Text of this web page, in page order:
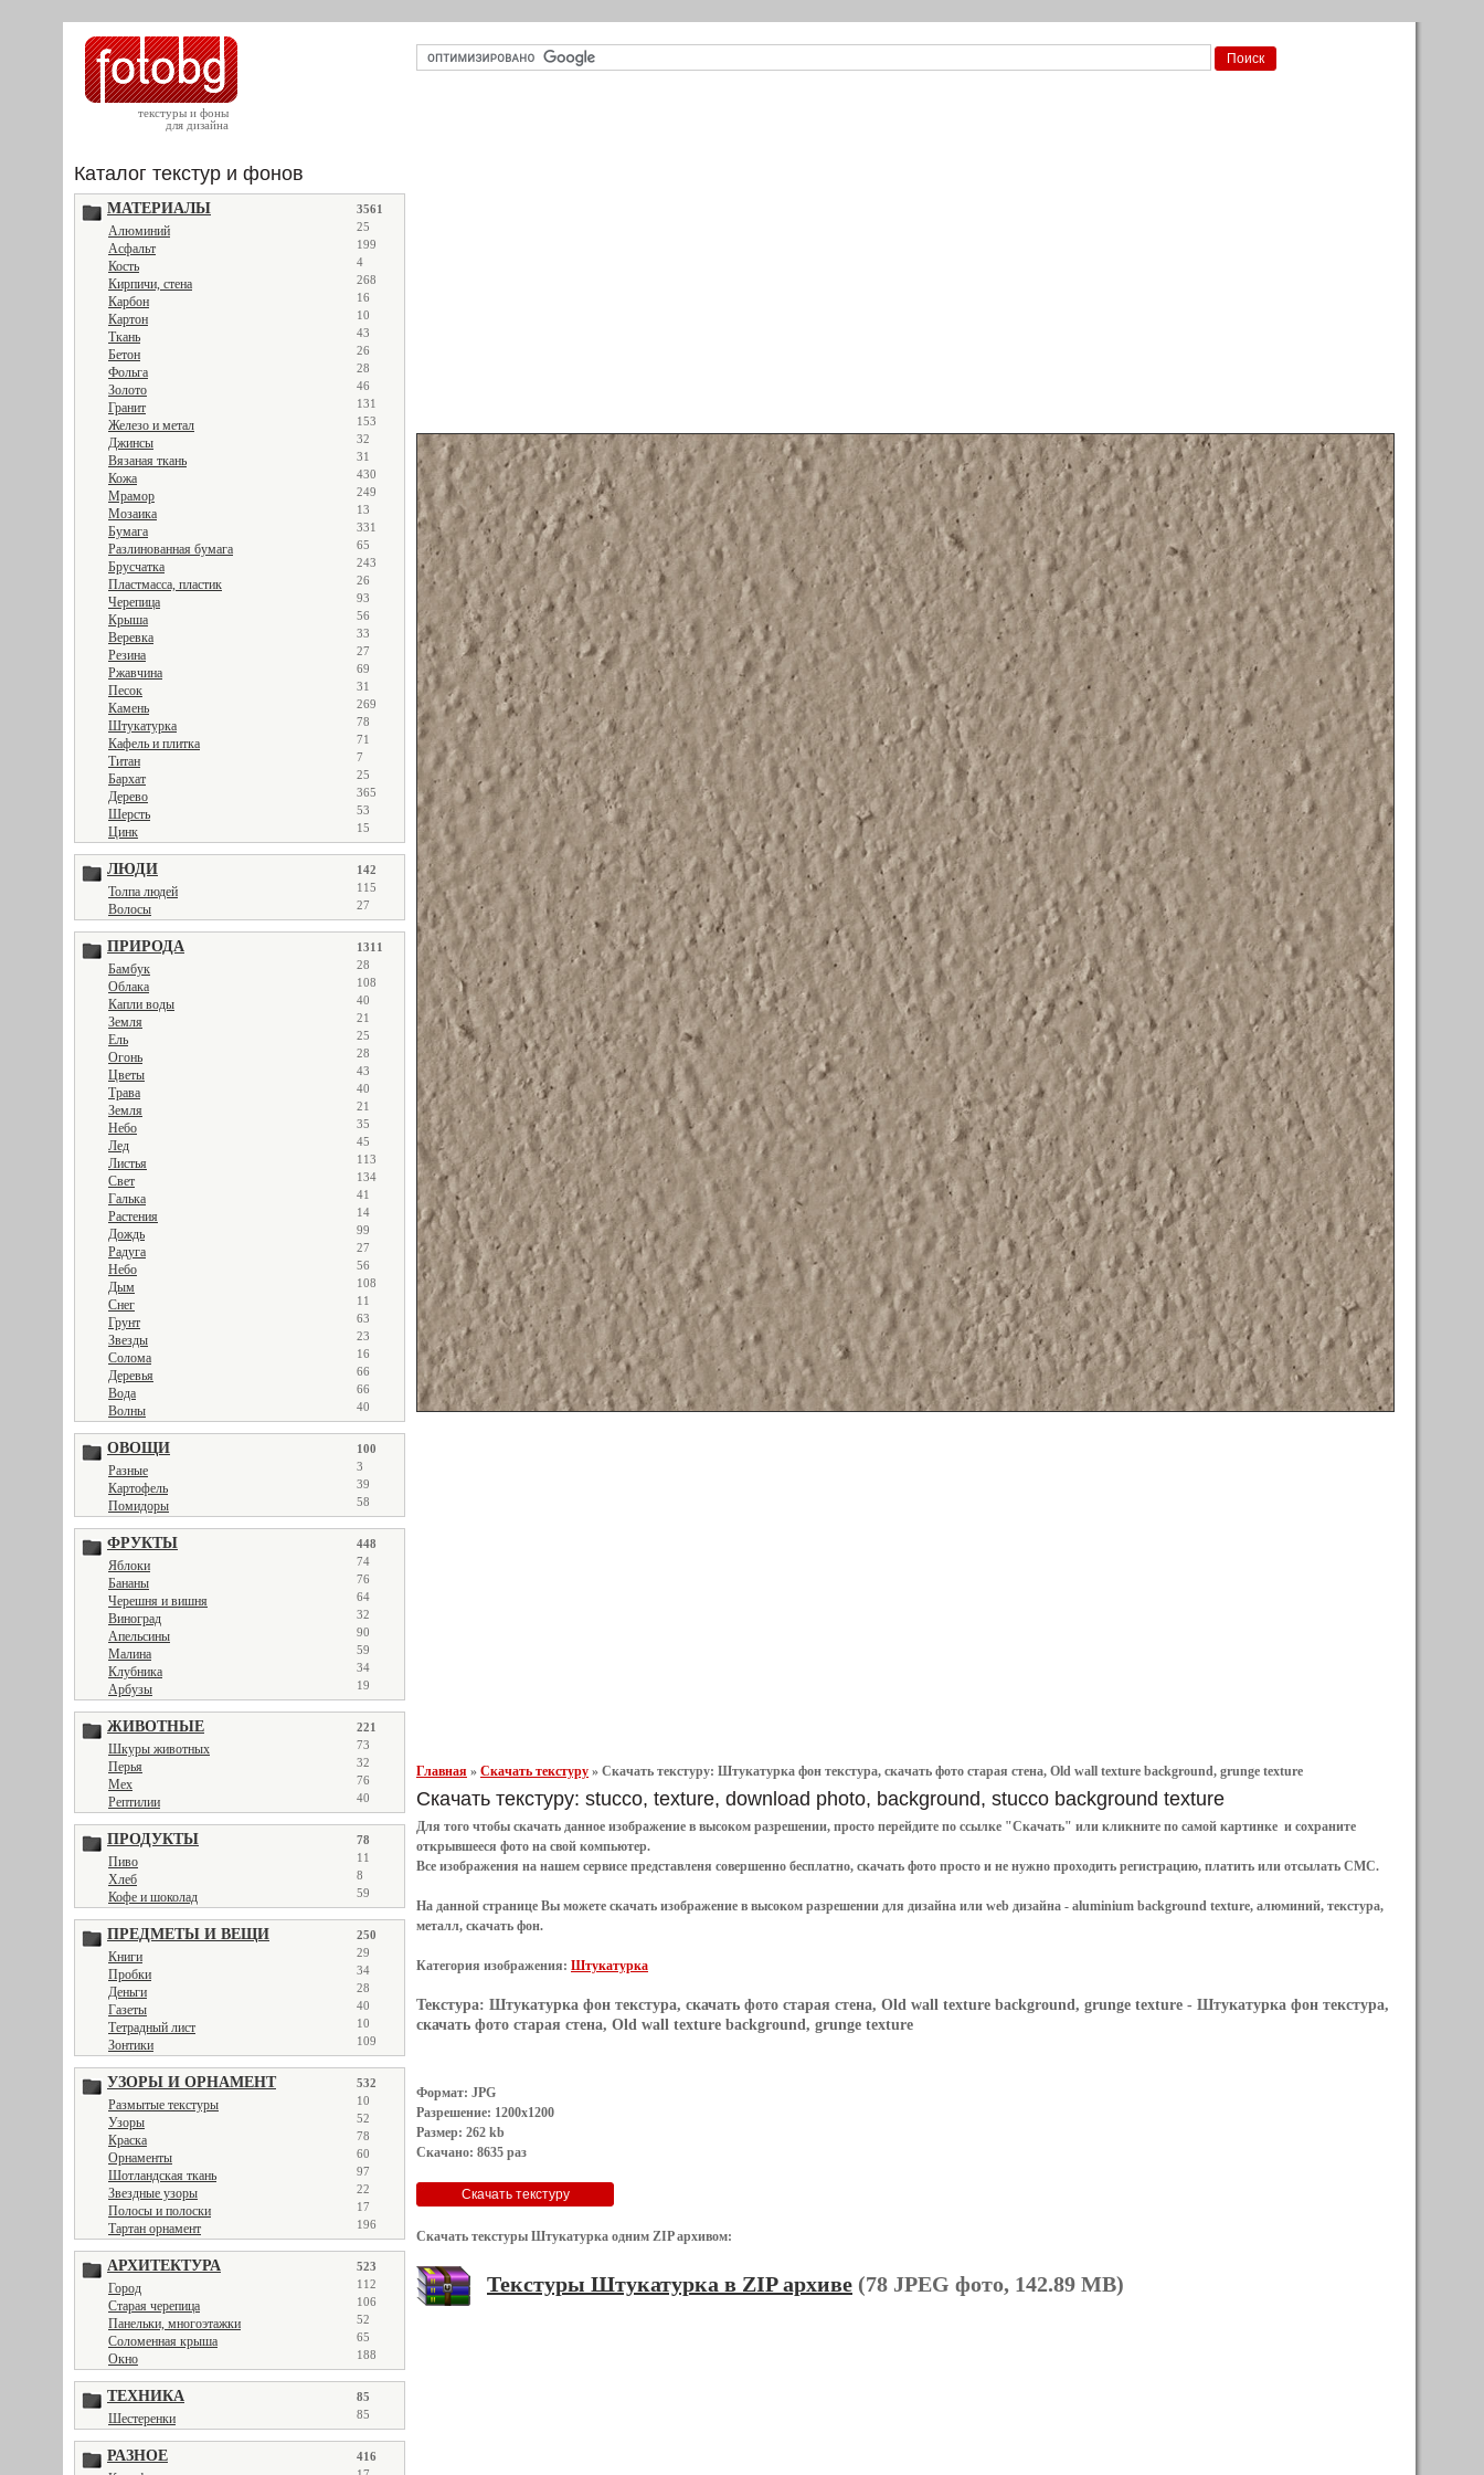
текстуры и фоны
для дизайна
Каталог текстур и фонов
МАТЕРИАЛЫ 3561
Алюминий 25
Асфальт 199
Кость 4
Кирпичи, стена 268
Карбон 16
Картон 10
Ткань 43
Бетон 26
Фольга 28
Золото 46
Гранит 131
Железо и метал 153
Джинсы 32
Вязаная ткань 31
Кожа 430
Мрамор 249
Мозаика 13
Бумага 331
Разлинованная бумага 65
Брусчатка 243
Пластмасса, пластик 26
Черепица 93
Крыша 56
Веревка 33
Резина 27
Ржавчина 69
Песок 31
Камень 269
Штукатурка 78
Кафель и плитка 71
Титан 7
Бархат 25
Дерево 365
Шерсть 53
Цинк 15
ЛЮДИ 142
Толпа людей 115
Волосы 27
ПРИРОДА 1311
Бамбук 28
Облака 108
Капли воды 40
Земля 21
Ель 25
Огонь 28
Цветы 43
Трава 40
Земля 21
Небо 35
Лед 45
Листья 113
Свет 134
Галька 41
Растения 14
Дождь 99
Радуга 27
Небо 56
Дым 108
Снег 11
Грунт 63
Звезды 23
Солома 16
Деревья 66
Вода 66
Волны 40
ОВОЩИ 100
Разные 3
Картофель 39
Помидоры 58
ФРУКТЫ 448
Яблоки 74
Бананы 76
Черешня и вишня 64
Виноград 32
Апельсины 90
Малина 59
Клубника 34
Арбузы 19
ЖИВОТНЫЕ 221
Шкуры животных 73
Перья 32
Мех 76
Рептилии 40
ПРОДУКТЫ 78
Пиво 11
Хлеб 8
Кофе и шоколад 59
ПРЕДМЕТЫ И ВЕЩИ 250
Книги 29
Пробки 34
Деньги 28
Газеты 40
Тетрадный лист 10
Зонтики 109
УЗОРЫ И ОРНАМЕНТ 532
Размытые текстуры 10
Узоры 52
Краска 78
Орнаменты 60
Шотландская ткань 97
Звездные узоры 22
Полосы и полоски 17
Тартан орнамент 196
АРХИТЕКТУРА 523
Город 112
Старая черепица 106
Панельки, многоэтажки 52
Соломенная крыша 65
Окно 188
ТЕХНИКА 85
Шестеренки 85
РАЗНОЕ 416
Главная » Скачать текстуру » Скачать текстуру: Штукатурка фон текстура, скачать фото старая стена, Old wall texture background, grunge texture
Скачать текстуру: stucco, texture, download photo, background, stucco background texture
Для того чтобы скачать данное изображение в высоком разрешении, просто перейдите по ссылке "Скачать" или кликните по самой картинке и сохраните
открывшееся фото на свой компьютер.
Все изображения на нашем сервисе представленя совершенно бесплатно, скачать фото просто и не нужно проходить регистрацию, платить или отсылать СМС.
На данной странице Вы можете скачать изображение в высоком разрешении для дизайна или web дизайна - aluminium background texture, алюминий, текстура,
металл, скачать фон.
Категория изображения: Штукатурка
Текстура: Штукатурка фон текстура, скачать фото старая стена, Old wall texture background, grunge texture - Штукатурка фон текстура,
скачать фото старая стена, Old wall texture background, grunge texture
Формат: JPG
Разрешение: 1200x1200
Размер: 262 kb
Скачано: 8635 раз
Скачать текстуры Штукатурка одним ZIP архивом:
Текстуры Штукатурка в ZIP архиве (78 JPEG фото, 142.89 MB)